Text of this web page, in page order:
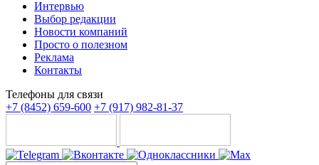
Интервью
Выбор редакции
Новости компаний
Просто о полезном
Реклама
Контакты
Телефоны для связи
+7 (8452) 659-600 +7 (917) 982-81-37